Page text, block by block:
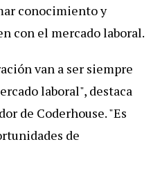
conocimiento y
con el mercado laboral.
van a ser siempre
laboral", destaca
de Coderhouse. "Es
de